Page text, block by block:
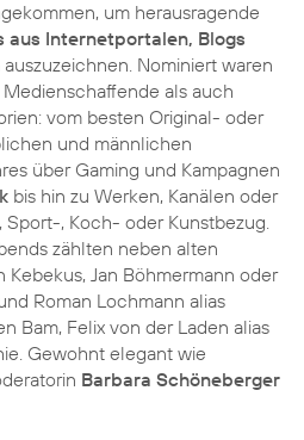
um herausragende
aus Internetportalen, Blogs
auszuzeichnen. Nominiert waren
als auch
vom besten Original- oder
und männlichen
über Gaming und Kampagnen
bis hin zu Werken, Kanälen oder
, Koch- oder Kunstbezug.
zählten neben alten
Kebekus, Jan Böhmermann oder
Roman Lochmann alias
Bam, Felix von der Laden alias
Gewohnt elegant wie
Barbara Schöneberger